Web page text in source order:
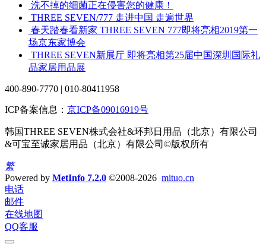
洗不掉的细菌正在侵害您的健康！
THREE SEVEN/777 走进中国 走遍世界
春天踏春看新家 THREE SEVEN 777即将亮相2019第一
场京东家博会
THREE SEVEN新展厅 即将亮相第25届中国深圳国际礼
品家居用品展
400-890-7770 | 010-80411958
ICP备案信息： 京ICP备09016919号
韩国THREE SEVEN株式会社&环邦日用品（北京）有限公司
&可宝至诚家居用品（北京）有限公司©版权所有
繁
Powered by MetInfo 7.2.0 ©2008-2026 mituo.cn
电话
邮件
在线地图
QQ客服